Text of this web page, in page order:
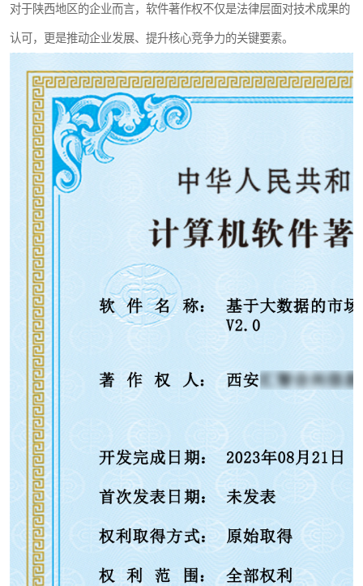
对于陕西地区的企业而言，软件著作权不仅是法律层面对技术成果的
认可，更是推动企业发展、提升核心竞争力的关键要素。